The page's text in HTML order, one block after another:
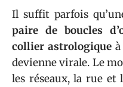
Il suffit parfois
paire de boucles
collier astrologique
devienne virale. Le
les réseaux, la rue